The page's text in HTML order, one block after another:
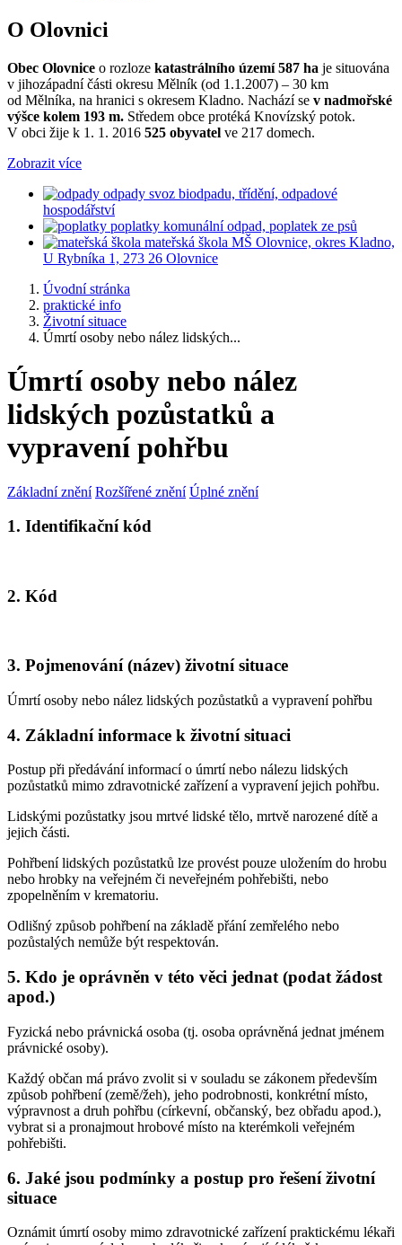
O Olovnici
Obec Olovnice o rozloze katastrálního území 587 ha je situována
v jihozápadní části okresu Mělník (od 1.1.2007) – 30 km
od Mělníka, na hranici s okresem Kladno. Nachází se v nadmořské
výšce kolem 193 m. Středem obce protéká Knovízský potok.
V obci žije k 1. 1. 2016 525 obyvatel ve 217 domech.
Zobrazit více
odpady svoz biodpadu, třídění, odpadové
hospodářství
poplatky komunální odpad, poplatek ze psů
mateřská škola MŠ Olovnice, okres Kladno,
U Rybníka 1, 273 26 Olovnice
Úvodní stránka
praktické info
Životní situace
Úmrtí osoby nebo nález lidských...
Úmrtí osoby nebo nález
lidských pozůstatků a
vypravení pohřbu
Základní znění Rozšířené znění Úplné znění
1. Identifikační kód
2. Kód
3. Pojmenování (název) životní situace
Úmrtí osoby nebo nález lidských pozůstatků a vypravení pohřbu
4. Základní informace k životní situaci
Postup při předávání informací o úmrtí nebo nálezu lidských
pozůstatků mimo zdravotnické zařízení a vypravení jejich pohřbu.
Lidskými pozůstatky jsou mrtvé lidské tělo, mrtvě narozené dítě a
jejich části.
Pohřbení lidských pozůstatků lze provést pouze uložením do hrobu
nebo hrobky na veřejném či neveřejném pohřebišti, nebo
zpopelněním v krematoriu.
Odlišný způsob pohřbení na základě přání zemřelého nebo
pozůstalých nemůže být respektován.
5. Kdo je oprávněn v této věci jednat (podat žádost
apod.)
Fyzická nebo právnická osoba (tj. osoba oprávněná jednat jménem
právnické osoby).
Každý občan má právo zvolit si v souladu se zákonem především
způsob pohřbení (země/žeh), jeho podrobnosti, konkrétní místo,
výpravnost a druh pohřbu (církevní, občanský, bez obřadu apod.),
vybrat si a pronajmout hrobové místo na kterémkoli veřejném
pohřebišti.
6. Jaké jsou podmínky a postup pro řešení životní
situace
Oznámit úmrtí osoby mimo zdravotnické zařízení praktickému lékaři